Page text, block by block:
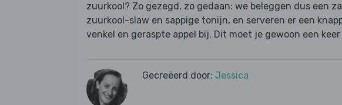
zuurkool? Zo gezegd, zo gedaan: we beleggen dus een
zuurkool-slaw en sappige tonijn, en serveren er een
venkel en geraspte appel bij. Dit moet je gewoon een keer
Gecreëerd door: Jessica